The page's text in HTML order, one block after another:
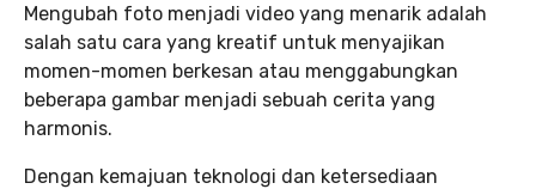
Mengubah foto menjadi video yang menarik adalah
salah satu cara yang kreatif untuk menyajikan
momen-momen berkesan atau menggabungkan
beberapa gambar menjadi sebuah cerita yang
harmonis.
Dengan kemajuan teknologi dan ketersediaan